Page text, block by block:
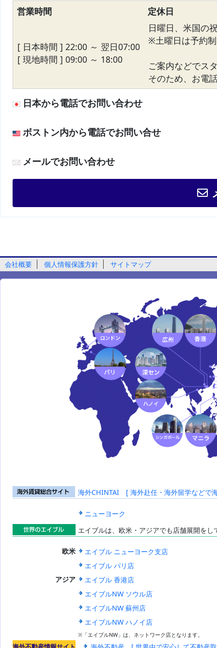
営業時間 定休日
[ 日本時間 ] 22:00 ～ 翌日07:00
[ 現地時間 ] 09:00 ～ 18:00
日曜日、米国の
※土曜日は予約制
ご案内などでス
そのため、お電
日本から電話でお問い合わせ
ボストン内から電話でお問い合せ
メールでお問い合わせ
会社概要 個人情報保護方針 サイトマップ
海外賃貸総合
海外CHINTAI [ 海外赴任・海外留学などで
ニューヨーク
世界のエイブ
エイブルは、欧米・アジアでも店舗展開を
欧米
エイブル ニューヨーク支店
エイブル パリ店
アジア
エイブル 香港店
エイブルNW ソウル店
エイブルNW 蘇州店
エイブルNW ハノイ店
※「エイブルNW」は、ネットワーク店となります。